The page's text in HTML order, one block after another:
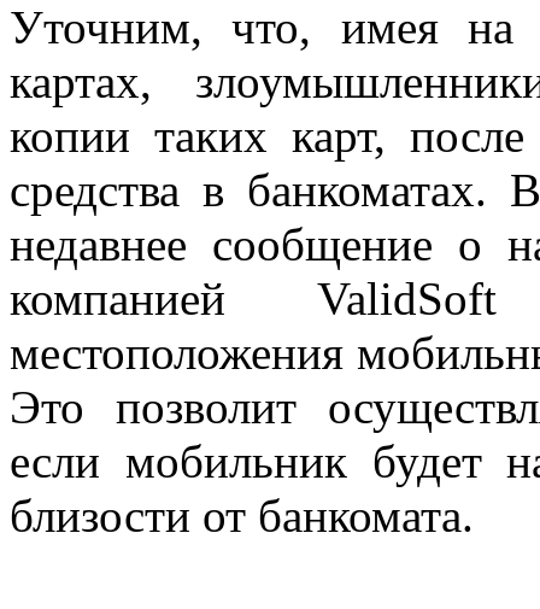
Уточним, что, имея на
картах,
копии таких карт,
средства в банкоматах.
недавнее сообщение о
компанией
местоположения
Это позволит
если мобильник будет
близости от банкомата.